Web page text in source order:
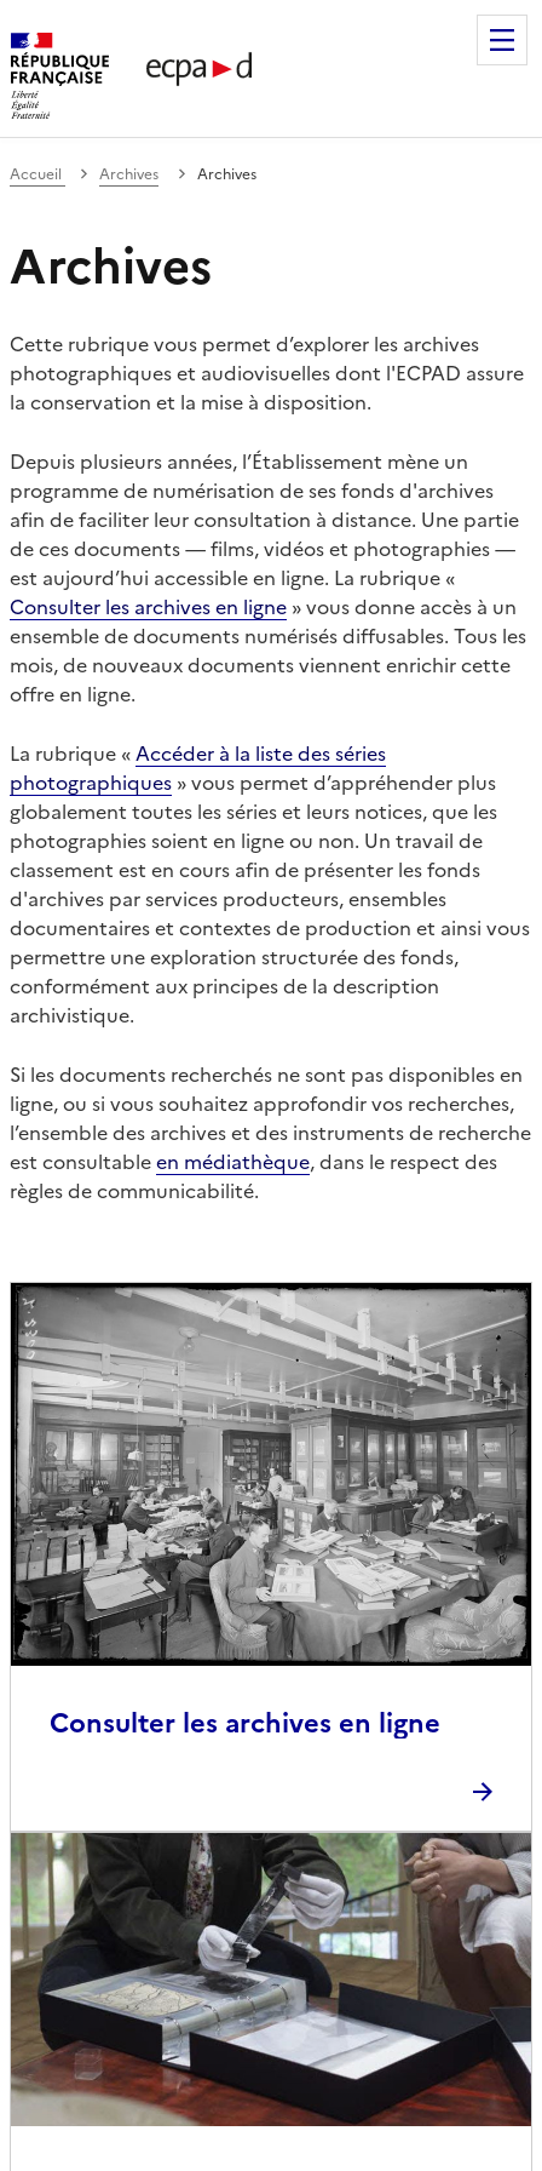
de communication et de production
Accueil Archives Archives
Archives
Cette rubrique vous permet d’explorer les archives
photographiques et audiovisuelles dont l'ECPAD assure
la conservation et la mise à disposition.
Depuis plusieurs années, l’Établissement mène un
programme de numérisation de ses fonds d'archives
afin de faciliter leur consultation à distance. Une partie
de ces documents — films, vidéos et photographies —
est aujourd’hui accessible en ligne. La rubrique «
Consulter les archives en ligne » vous donne accès à un
ensemble de documents numérisés diffusables. Tous les
mois, de nouveaux documents viennent enrichir cette
offre en ligne.
La rubrique « Accéder à la liste des séries
photographiques » vous permet d’appréhender plus
globalement toutes les séries et leurs notices, que les
photographies soient en ligne ou non. Un travail de
classement est en cours afin de présenter les fonds
d'archives par services producteurs, ensembles
documentaires et contextes de production et ainsi vous
permettre une exploration structurée des fonds,
conformément aux principes de la description
archivistique.
Si les documents recherchés ne sont pas disponibles en
ligne, ou si vous souhaitez approfondir vos recherches,
l’ensemble des archives et des instruments de recherche
est consultableen médiathèque, dans le respect des
règles de communicabilité.
Consulter les archives en ligne